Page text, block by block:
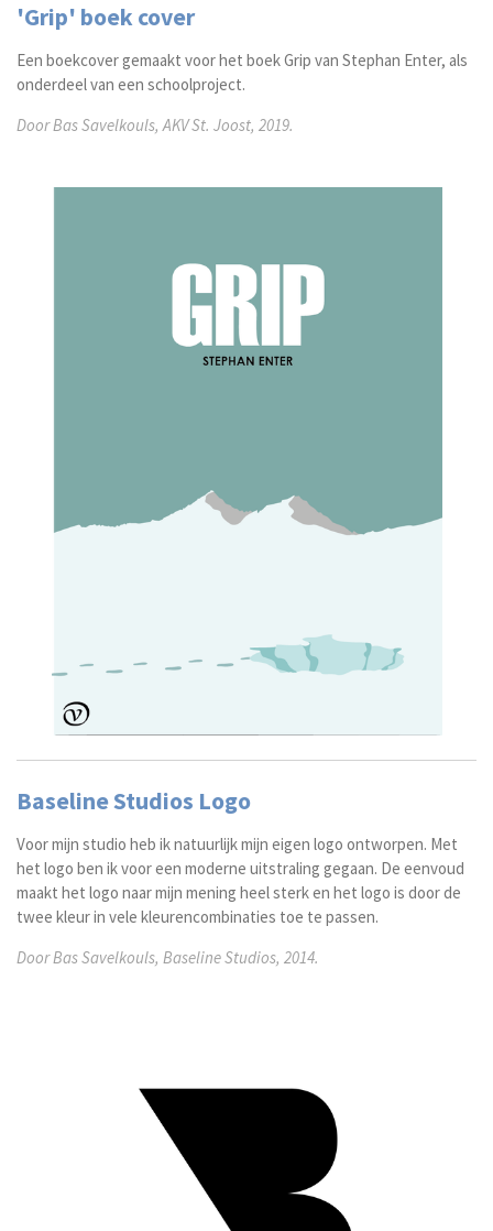
'Grip' boek cover
Een boekcover gemaakt voor het boek Grip van Stephan Enter, als
onderdeel van een schoolproject.
Door Bas Savelkouls, AKV St. Joost, 2019.
Baseline Studios Logo
Voor mijn studio heb ik natuurlijk mijn eigen logo ontworpen. Met
het logo ben ik voor een moderne uitstraling gegaan. De eenvoud
maakt het logo naar mijn mening heel sterk en het logo is door de
twee kleur in vele kleurencombinaties toe te passen.
Door Bas Savelkouls, Baseline Studios, 2014.